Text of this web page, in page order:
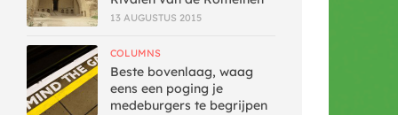
13 AUGUSTUS 2015
COLUMNS
Beste bovenlaag, waag
eens een poging je
medeburgers te begrijpen